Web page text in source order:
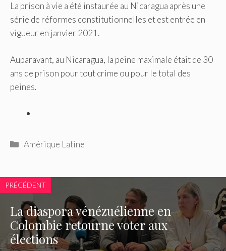
La prison à vie a été instaurée au Nicaragua après une
série de réformes constitutionnelles et est entrée en
vigueur en janvier 2021.
Auparavant, au Nicaragua, la peine maximale était de 30
ans de prison pour tout crime ou pour le total des
peines.
Catégories
Amérique Latine
PRÉCÉDENT
La diaspora vénézuélienne en
Colombie retourne voter aux
élections